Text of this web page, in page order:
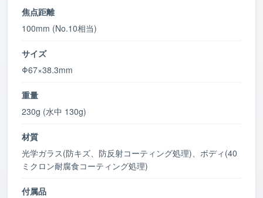
焦点距離
100mm (No.10相当)
サイズ
Φ67×38.3mm
重量
230g (水中 130g)
材質
光学ガラス(防キズ、防反射コーティング処理)、ボディ(40
ミクロン耐腐食コーティング処理)
付属品